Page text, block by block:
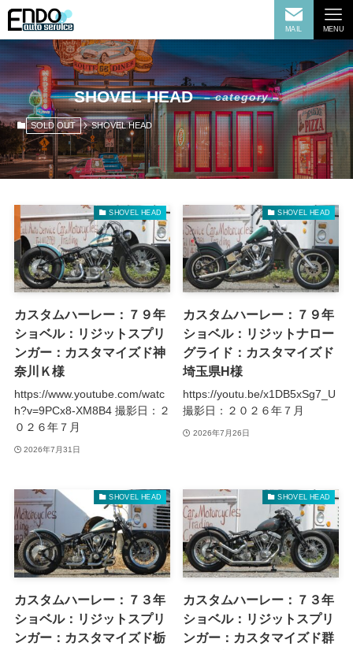
MAIL MENU
SHOVEL HEAD – category –
SOLD OUT SHOVEL HEAD
SHOVEL HEAD
カスタムハーレー：７９年
ショベル：リジットスプリ
ンガー：カスタマイズド神
奈川Ｋ様
https://www.youtube.com/watc
h?v=9PCx8-XM8B4 撮影日：２
０２６年７月
2026年7月31日
SHOVEL HEAD
カスタムハーレー：７９年
ショベル：リジットナロー
グライド：カスタマイズド
埼玉県H様
https://youtu.be/x1DB5xSg7_U
撮影日：２０２６年７月
2026年7月26日
SHOVEL HEAD
カスタムハーレー：７３年
ショベル：リジットスプリ
ンガー：カスタマイズド栃
SHOVEL HEAD
カスタムハーレー：７３年
ショベル：リジットスプリ
ンガー：カスタマイズド群